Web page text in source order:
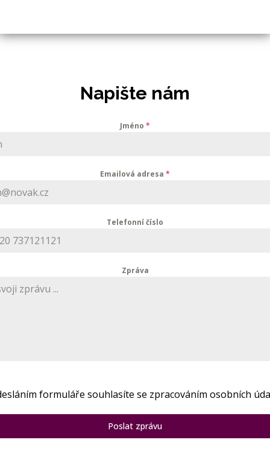
Napište nám
Jméno *
Emailová adresa *
Telefonní číslo
Zpráva
formuláře souhlasíte se zpracováním osobních
Poslat zprávu